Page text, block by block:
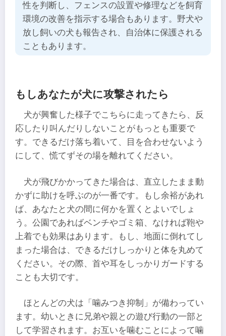
性を判断し、フェンスの設置や修理などを飼育
環境の改善を指示する場合もあります。野犬や
放し飼いの犬も報告され、自治体に保護される
こともあります。
もしあなたが犬に攻撃されたら
犬が興奮した様子でこちらに走ってきたら、反
応したり叫んだりしないことがもっとも重要で
す。できるだけ落ち着いて、目を合わせないよう
にして、慌てずその場を離れてください。
犬が飛びかかってきた場合は、直立したまま動
かずに助けを呼ぶのが一番です。もし余裕があれ
ば、あなたと犬の間に何かを置くとよいでしょ
う。公園であればベンチやゴミ箱、なければ鞄や
上着でも効果はあります。もし、地面に倒れてし
まった場合は、できるだけしっかりと体を丸めて
ください。その際、首や耳をしっかりガードする
ことも大切です。
ほとんどの犬は「噛みつき抑制」が備わってい
ます。幼いときに兄弟や親との遊び行動の一部と
して学習されます。お互いを噛むことによって噛